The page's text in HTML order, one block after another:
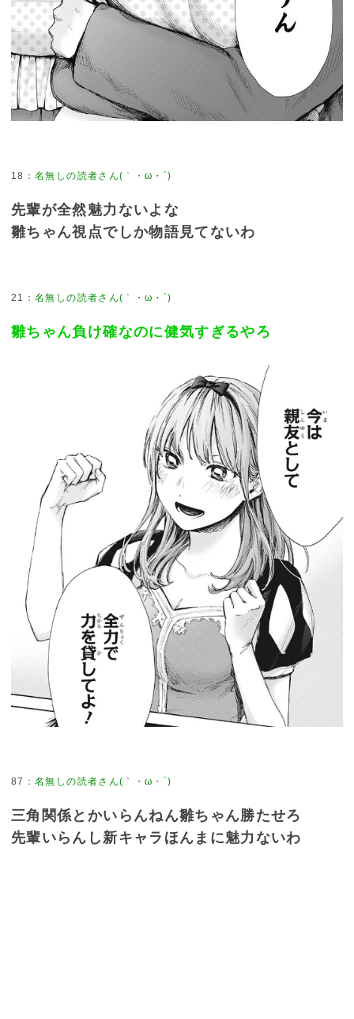
18 ：名無しの読者さん(｀・ω・´)
先輩が全然魅力ないよな
雛ちゃん視点でしか物語見てないわ
21 ：名無しの読者さん(｀・ω・´)
雛ちゃん負け確なのに健気すぎるやろ
87 ：名無しの読者さん(｀・ω・´)
三角関係とかいらんねん雛ちゃん勝たせろ
先輩いらんし新キャラほんまに魅力ないわ